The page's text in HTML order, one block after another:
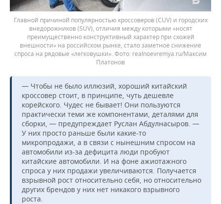
Главной причиной популярностью кроссоверов (CUV) и городских
внедорожников (SUV), отличия между которыми «носят
преимущественно конструктивный характер при схожей
внешности» на российском рынке, стало заметное снижение
спроса на рядовые «легковушки».
realnoevremya.ru/Максим
Платонов
— Чтобы не было иллюзий, хороший китайский
кроссовер стоит, в принципе, чуть дешевле
корейского. Чудес не бывает! Они пользуются
практически теми же компонентами, деталями для
сборки, — предупреждает Руслан Абдулнасыров. —
У них просто раньше были какие-то
микропродажи, а в связи с нынешним спросом на
автомобили из-за дефицита люди пробуют
китайские автомобили. И на фоне ажиотажного
спроса у них продажи увеличиваются. Получается
взрывной рост относительно себя, но относительно
других брендов у них нет никакого взрывного
роста.